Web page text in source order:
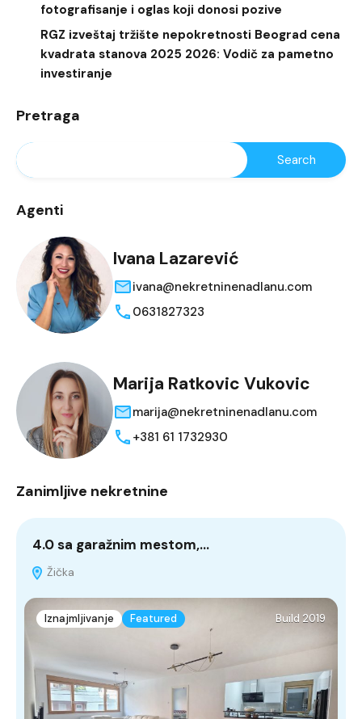
fotografisanje i oglas koji donosi pozive
RGZ izveštaj tržište nepokretnosti Beograd cena
kvadrata stanova 2025 2026: Vodič za pametno
investiranje
Pretraga
Agenti
Ivana Lazarević
ivana@nekretninenadlanu.com
0631827323
Marija Ratkovic Vukovic
marija@nekretninenadlanu.com
+381 61 1732930
Zanimljive nekretnine
4.0 sa garažnim mestom,…
Žička
Iznajmljivanje Featured Build 2019